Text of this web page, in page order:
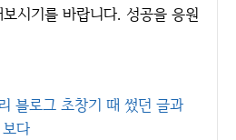
시기를 바랍니다. 성공을 응원
블로그 초창기 때 썼던 글과
다